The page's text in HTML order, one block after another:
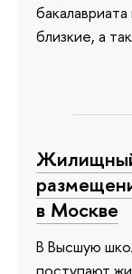
близкие, а
в Москве
В Высшую
поступают